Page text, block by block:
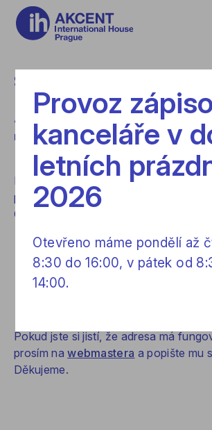
ERROR404
Stránka nenalezena!
Je nám líto, ale požadovaná
nalezena.
Pravděpodobně byla odstraněna,
přejmenována, případně byl
Ostatní uživatelé obvykle postupují
Zkontrolují správnost zadané
Přejdou na
Použijí vyhledávání v horní části
Pokud jste si jistí, že adresa má
prosím nawebmastera a popište mu
Děkujeme.
Provoz
kanceláře v
letních
2026
Otevřeno máme pondělí až
8:30 do 16:00, v pátek od
14:00.